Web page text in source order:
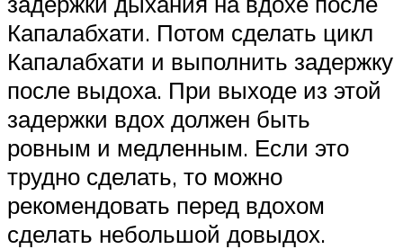
Капалабхати. Потом сделать цикл
Капалабхати и выполнить задержку
после выдоха. При выходе из этой
задержки вдох должен быть
ровным и медленным. Если это
трудно сделать, то можно
рекомендовать перед вдохом
сделать небольшой довыдох.